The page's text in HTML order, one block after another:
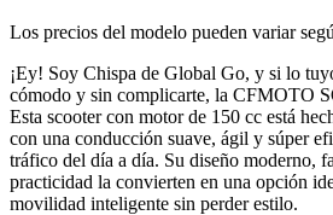
Los precios del modelo pueden variar
¡Ey! Soy Chispa de Global Go, y si lo
cómodo y sin complicarte, la CFMOTO
Esta scooter con motor de 150 cc está
con una conducción suave, ágil y súper
tráfico del día a día. Su diseño moderno,
practicidad la convierten en una opción
movilidad inteligente sin perder estilo.